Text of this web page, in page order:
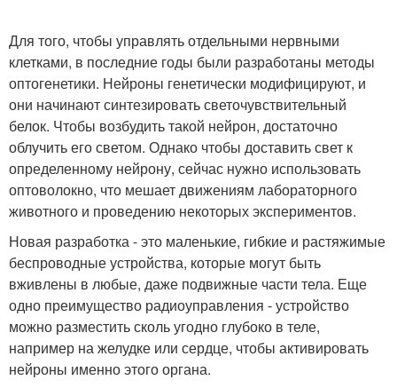
Для того, чтобы управлять отдельными нервными
клетками, в последние годы были разработаны методы
оптогенетики. Нейроны генетически модифицируют, и
они начинают синтезировать светочувствительный
белок. Чтобы возбудить такой нейрон, достаточно
облучить его светом. Однако чтобы доставить свет к
определенному нейрону, сейчас нужно использовать
оптоволокно, что мешает движениям лабораторного
животного и проведению некоторых экспериментов.
Новая разработка - это маленькие, гибкие и растяжимые
беспроводные устройства, которые могут быть
вживлены в любые, даже подвижные части тела. Еще
одно преимущество радиоуправления - устройство
можно разместить сколь угодно глубоко в теле,
например на желудке или сердце, чтобы активировать
нейроны именно этого органа.